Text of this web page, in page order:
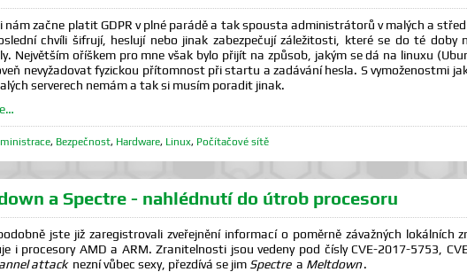
nám začne platit GDPR v plné parádě a tak spousta administrátorů v malých a
chvíli šifrují, heslují nebo jinak zabezpečují záležitosti, které se do té doby
Největším oříškem pro mne však bylo přijít na způsob, jakým se dá na linuxu
nevyžadovat fyzickou přítomnost při startu a zadávání hesla. S vymoženostmi
serverech nemám a tak si musím poradit jinak.
, Bezpečnost, Hardware, Linux, Počítačové sítě
a Spectre - nahlédnutí do útrob procesoru
jste již zaregistrovali zveřejnění informací o poměrně závažných
i procesory AMD a ARM. Zranitelnosti jsou vedeny pod čísly CVE-2017-5753,
attack nezní vůbec sexy, přezdívá se jim Spectre a Meltdown .